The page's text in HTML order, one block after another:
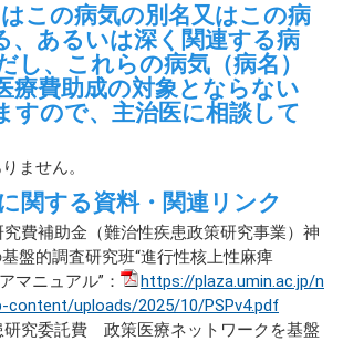
この病気の別名又はこの病
、あるいは深く関連する病
し、これらの病気（病名）
療費助成の対象とならない
すので、主治医に相談して
ません。
関する資料・関連リンク
費補助金（難治性疾患政策研究事業）神
盤的調査研究班“進行性核上性麻痺
マニュアル”：
https://plaza.umin.ac.jp/n
content/uploads/2025/10/PSPv4.pdf
研究委託費 政策医療ネットワークを基盤